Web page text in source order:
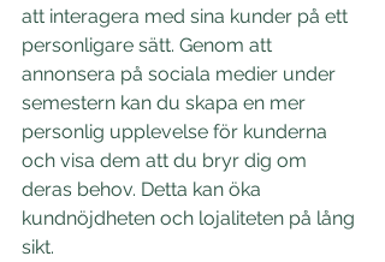
att interagera med sina kunder på ett
personligare sätt. Genom att
annonsera på sociala medier under
semestern kan du skapa en mer
personlig upplevelse för kunderna
och visa dem att du bryr dig om
deras behov. Detta kan öka
kundnöjdheten och lojaliteten på lång
sikt.